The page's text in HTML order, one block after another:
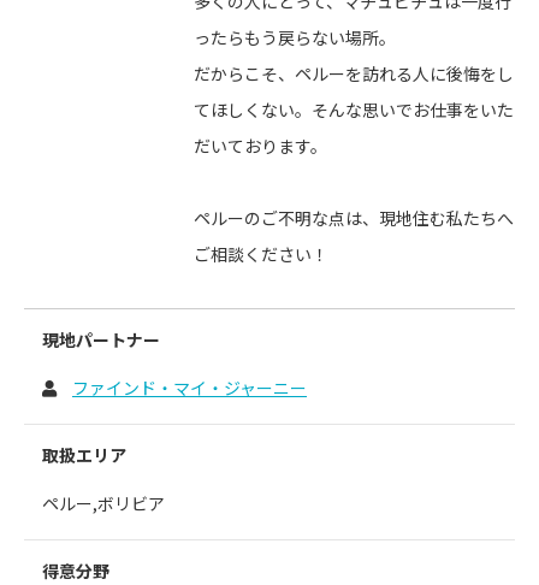
ったらもう戻らない場所。
だからこそ、ペルーを訪れる人に後悔をし
てほしくない。そんな思いでお仕事をいた
だいております。
ペルーのご不明な点は、現地住む私たちへ
ご相談ください！
現地パートナー
ファインド・マイ・ジャーニー
取扱エリア
ペルー,ボリビア
得意分野